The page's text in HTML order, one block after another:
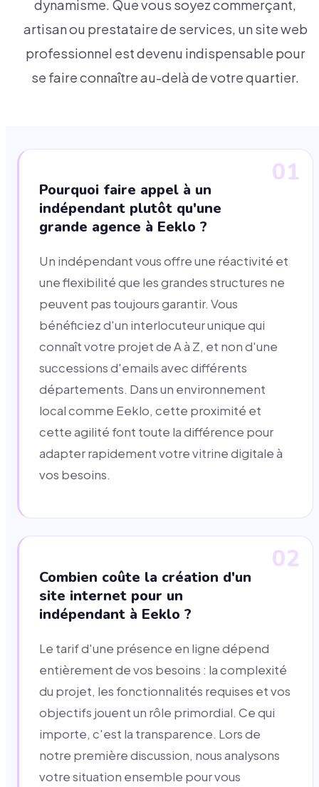
dynamisme. Que vous soyez commerçant,
artisan ou prestataire de services, un site web
professionnel est devenu indispensable pour
se faire connaître au-delà de votre quartier.
01
Pourquoi faire appel à un
indépendant plutôt qu'une
grande agence à Eeklo ?
Un indépendant vous offre une réactivité et
une flexibilité que les grandes structures ne
peuvent pas toujours garantir. Vous
bénéficiez d'un interlocuteur unique qui
connaît votre projet de A à Z, et non d'une
successions d'emails avec différents
départements. Dans un environnement
local comme Eeklo, cette proximité et
cette agilité font toute la différence pour
adapter rapidement votre vitrine digitale à
vos besoins.
02
Combien coûte la création d'un
site internet pour un
indépendant à Eeklo ?
Le tarif d'une présence en ligne dépend
entièrement de vos besoins : la complexité
du projet, les fonctionnalités requises et vos
objectifs jouent un rôle primordial. Ce qui
importe, c'est la transparence. Lors de
notre première discussion, nous analysons
votre situation ensemble pour vous